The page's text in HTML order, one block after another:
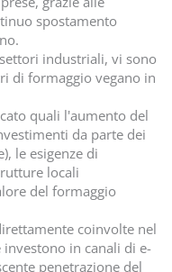
spostamento
industriali, vi sono
di formaggio vegano in
quali l'aumento del
da parte dei
le esigenze di
locali
del formaggio
coinvolte nel
in canali di e-
penetrazione del